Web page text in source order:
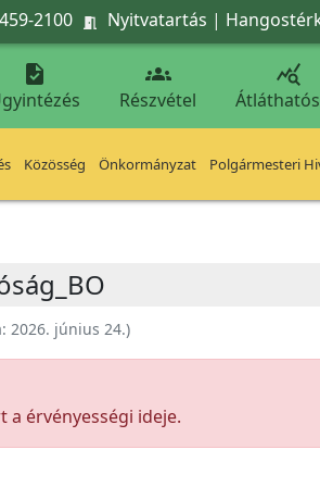
2100  Nyitvatartás |
 
Részvétel

Közösség Önkormányzat Polgármesteri
2026. június 24.)
érvényességi ideje.